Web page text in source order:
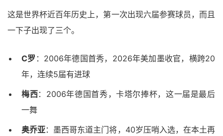
这是世界杯近百年历史上，第一次出现六届参赛球员，而且
一下子出现了三个。
C罗 ：2006年德国首秀，2026年美加墨收官，横跨20
年，连续5届有进球
梅西：2006年德国首秀，卡塔尔捧杯，这一届是最后
一舞
奥乔亚：墨西哥东道主门将，40岁压哨入选，在本土再